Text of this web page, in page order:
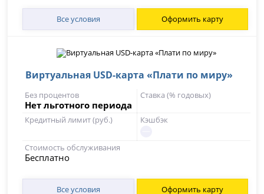
Все условия Оформить карту
Виртуальная USD-карта «Плати по миру»
Без процентов
Нет льготного периода
Ставка (% годовых)
Кредитный лимит (руб.) Кэшбэк
Стоимость обслуживания
Бесплатно
Все условия Оформить карту